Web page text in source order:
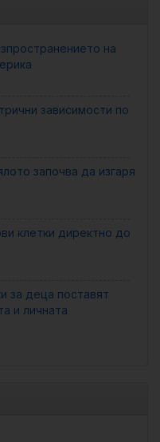
на
зависимости по
започва да изгаря
клетки директно до
за деца поставят
и личната